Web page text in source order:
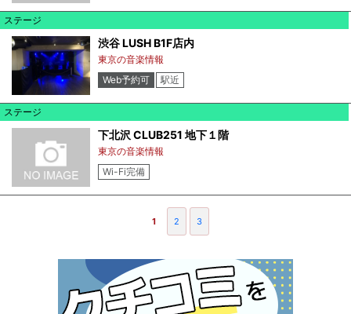
ステージ
渋谷 LUSH B1F店内
東京の音楽情報
Web予約可
駅近
ステージ
下北沢 CLUB251 地下１階
東京の音楽情報
Wi-Fi完備
1 2 3